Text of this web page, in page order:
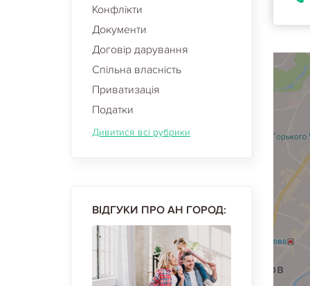
Конфлікти
Документи
Договір дарування
Спільна власність
Приватизація
Податки
Дивитися всі рубрики
ВІДГУКИ ПРО АН ГОРОД: